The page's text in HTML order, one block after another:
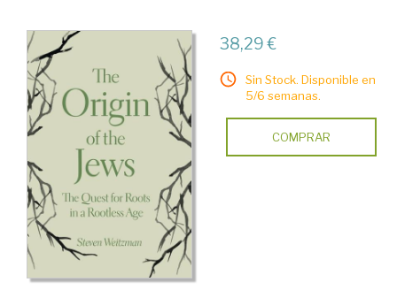
38,29 €
Sin Stock. Disponible en
5/6 semanas.
COMPRAR